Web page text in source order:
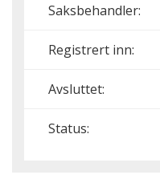
Saksbehandler:
Registrert inn:
Avsluttet:
Status: